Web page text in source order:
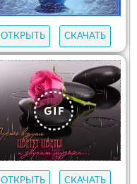
ОТКРЫТЬ СКАЧАТЬ
ОТКРЫТЬ СКАЧАТЬ